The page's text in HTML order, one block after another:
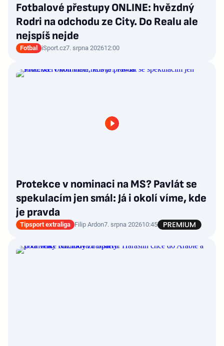
Fotbalové přestupy ONLINE: hvězdný
Rodri na odchodu ze City. Do Realu ale
nejspíš nejde
Fotbal iSport.cz7. srpna 202612:00
Protekce v nominaci na MS? Pavlát se
spekulacím jen smál: Já i okolí víme, kde
je pravda
Tipsport extraliga Filip Ardon7. srpna 202610:45